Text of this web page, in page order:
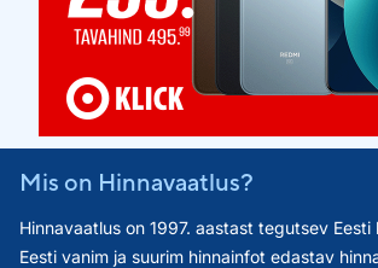
Mis on Hinnavaatlus?
Hinnavaatlus on 1997. aastast tegutsev Eesti
Eesti vanim ja suurim hinnainfot edastav